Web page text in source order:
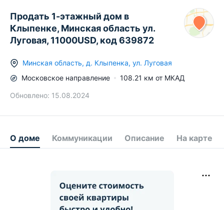
Продать 1-этажный дом в
Клыпенке, Минская область ул.
Луговая, 11000USD, код 639872
Минская область, д. Клыпенка, ул. Луговая
Московское направление 108.21 км от МКАД
Обновлено: 15.08.2024
О доме Коммуникации Описание На карте